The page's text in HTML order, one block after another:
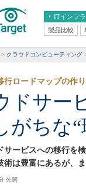
ITインフラ
エンタープライズ
ERP
CX
情報系システム
製品比較
クラウドコンピューティング
ドサー
がちな
ロードマップの作り
サービスへの移行を
術は豊富にあるが、
公開